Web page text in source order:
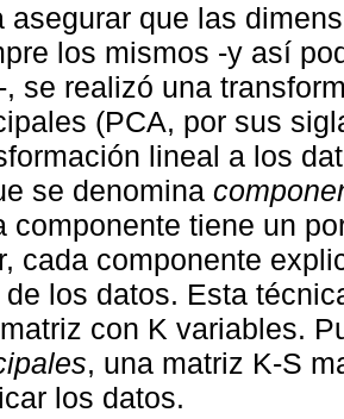
asegurar que las
los mismos -y así
se realizó una
(PCA, por sus
lineal a los
se denomina
componente tiene un
cada componente
de los datos. Esta
con K variables.
, una matriz K-S
los datos.